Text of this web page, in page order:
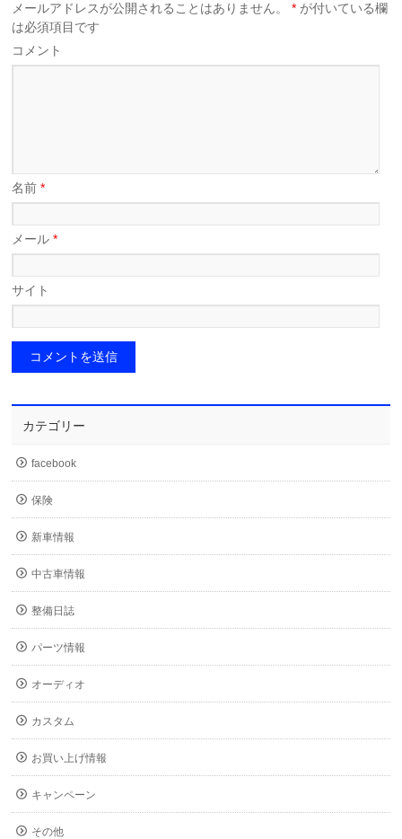
メールアドレスが公開されることはありません。 * が付いている欄
は必須項目です
コメント
名前*
メール*
サイト
カテゴリー
facebook
保険
新車情報
中古車情報
整備日誌
パーツ情報
オーディオ
カスタム
お買い上げ情報
キャンペーン
その他